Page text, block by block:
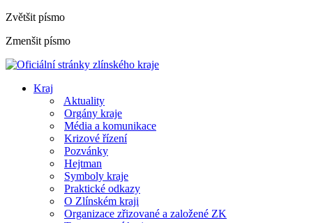
Zvětšit písmo
Zmenšit písmo
Kraj
Aktuality
Orgány kraje
Média a komunikace
Krizové řízení
Pozvánky
Hejtman
Symboly kraje
Praktické odkazy
O Zlínském kraji
Organizace zřizované a založené ZK